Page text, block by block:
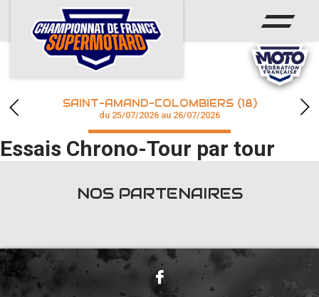
ACCUEIL
ACTUS
CALENDRIER
CHAMPIONNAT
RÉSULTATS
SAINT-AMAND-COLOMBIERS (18)
du 25/07/2026 au 26/07/2026
Essais Chrono-Tour par tour
NOS PARTENAIRES